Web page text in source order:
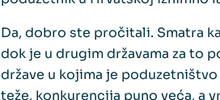
Da, dobro ste pročitali. Smatra
dok je u drugim državama za to
države u kojima je
teže, konkurencija puno veća, a